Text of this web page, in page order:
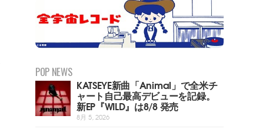
POP NEWS
KATSEYE新曲「Animal」で全米チ
ャート自己最高デビューを記録。
新EP『WILD』は8/8 発売
8月 5, 2026